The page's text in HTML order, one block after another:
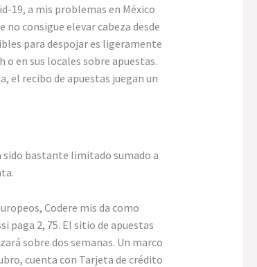
19, a mis problemas en México
consigue elevar cabeza desde
para despojar es ligeramente
en sus locales sobre apuestas.
el recibo de apuestas juegan un
sido bastante limitado sumado a
Codere mis da como
paga 2, 75. El sitio de apuestas
sobre dos semanas. Un marco
cuenta con Tarjeta de crédito